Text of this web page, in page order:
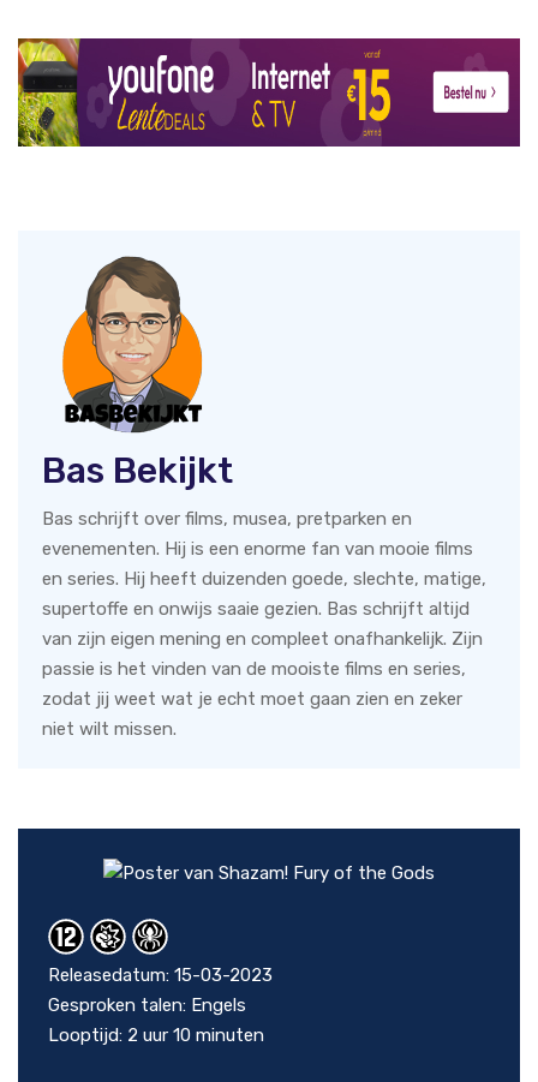
Bas Bekijkt
Bas schrijft over films, musea, pretparken en
evenementen. Hij is een enorme fan van mooie films
en series. Hij heeft duizenden goede, slechte, matige,
supertoffe en onwijs saaie gezien. Bas schrijft altijd
van zijn eigen mening en compleet onafhankelijk. Zijn
passie is het vinden van de mooiste films en series,
zodat jij weet wat je echt moet gaan zien en zeker
niet wilt missen.
Releasedatum: 15-03-2023
Gesproken talen: Engels
Looptijd: 2 uur 10 minuten